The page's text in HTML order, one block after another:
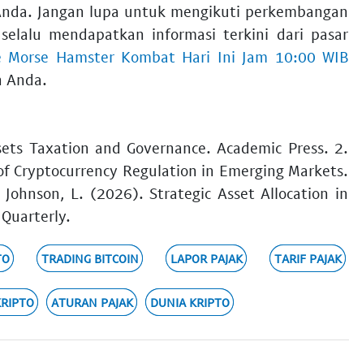
Jangan lupa untuk mengikuti perkembangan
mendapatkan informasi terkini dari pasar
Morse Hamster Kombat Hari Ini Jam 10:00 WIB
Anda.
Taxation and Governance. Academic Press. 2.
Cryptocurrency Regulation in Emerging Markets.
L. (2026). Strategic Asset Allocation in
TRADING BITCOIN LAPOR PAJAK TARIF PAJAK
ATURAN PAJAK DUNIA KRIPTO